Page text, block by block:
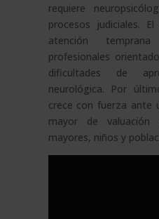
requiere
procesos judiciales.
atención
profesionales
dificultades de
neurológica. Por
crece con fuerza ante
mayor de valuación
mayores, niños y